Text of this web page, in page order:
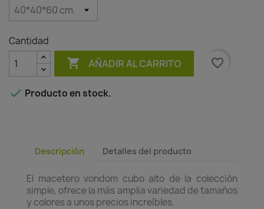
Cantidad
 AÑADIR AL CARRITO favorite_border
 Producto en stock.
Descripción Detalles del producto
El macetero vondom cubo alto de la colección
simple, ofrece la más amplia variedad de tamaños
y colores a unos precios increíbles.